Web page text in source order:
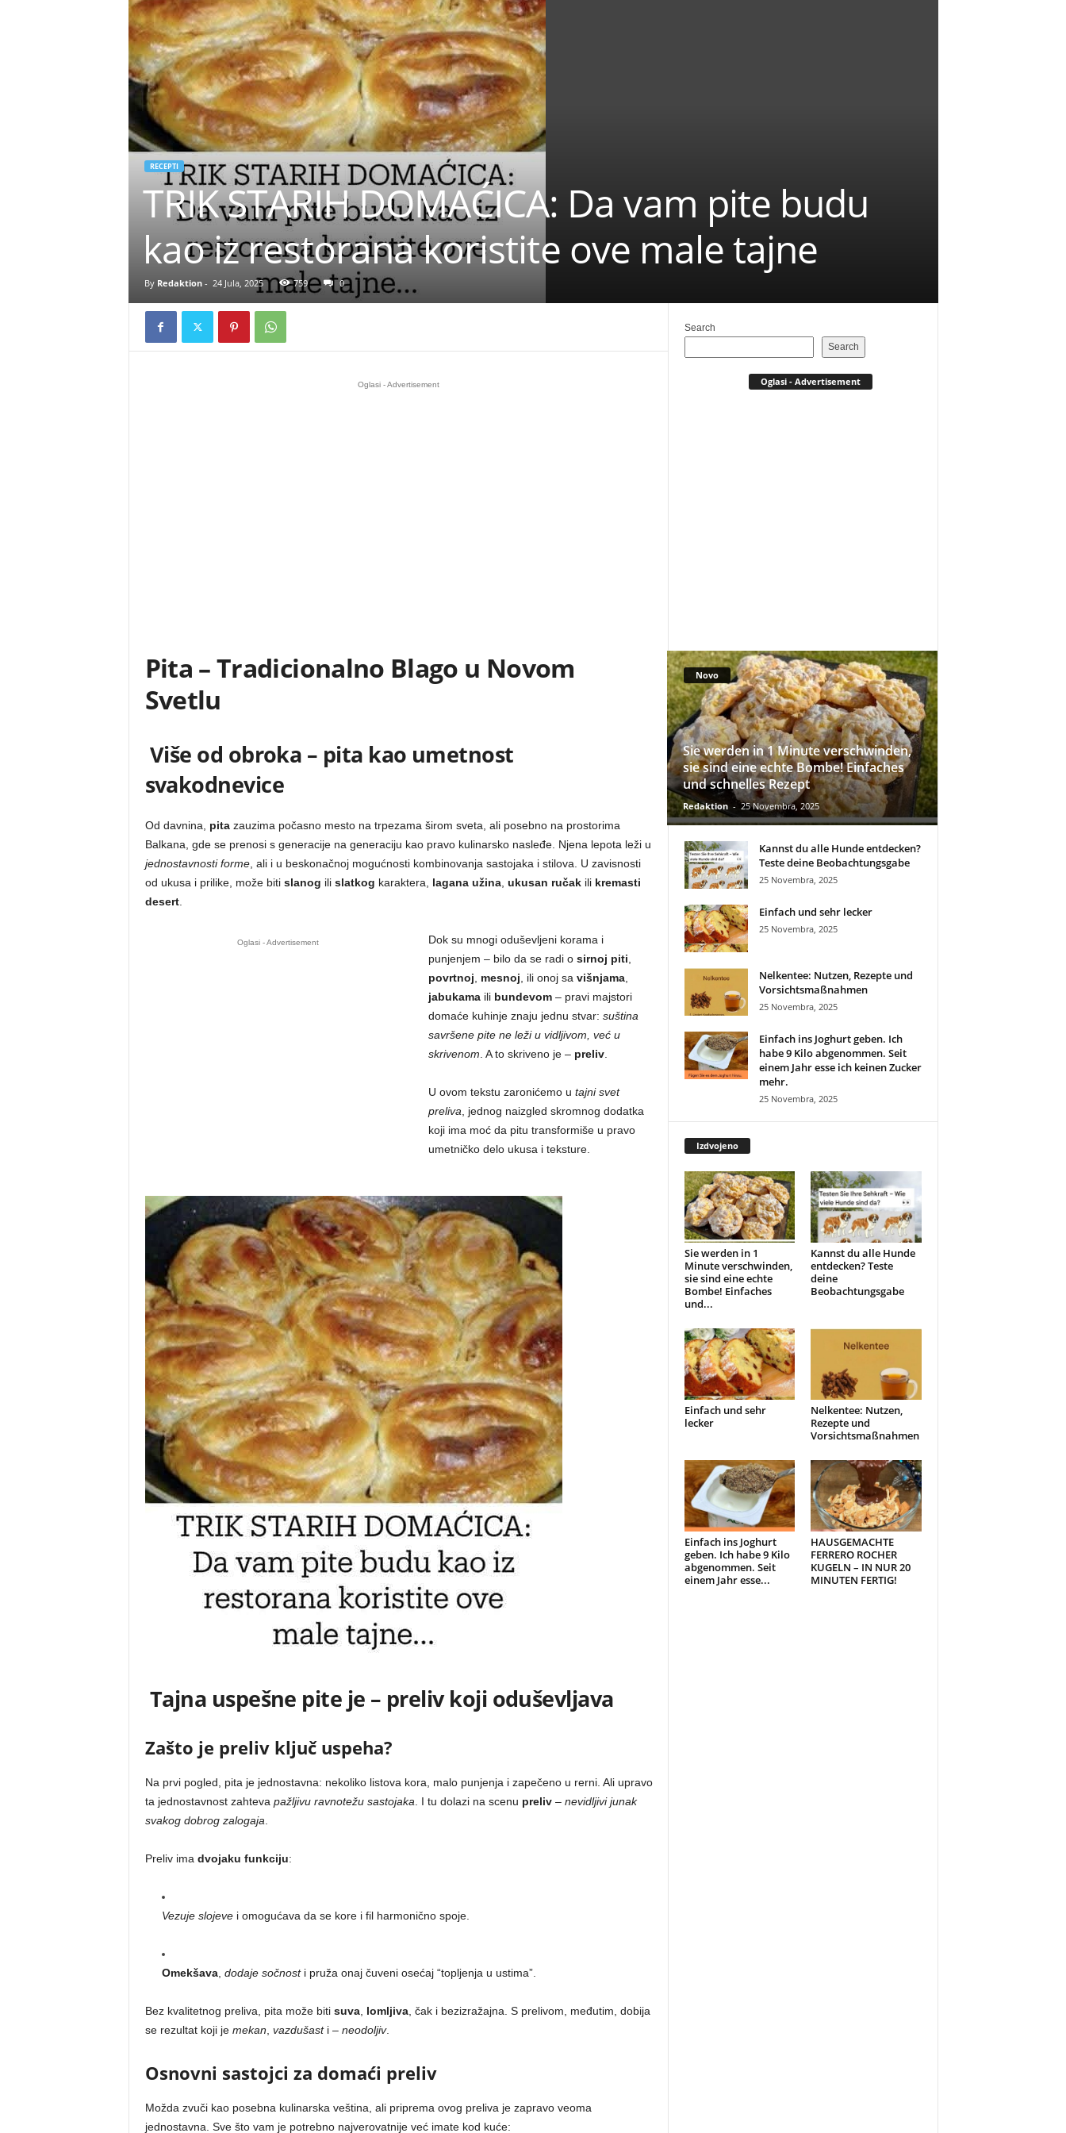
RECEPTI
TRIK STARIH DOMAĆICA: Da vam pite budu
kao iz restorana koristite ove male tajne
By Redaktion- 24 Jula, 2025 759 0
Oglasi - Advertisement
Pita – Tradicionalno Blago u Novom
Svetlu
Više od obroka – pita kao umetnost
svakodnevice
Od davnina, pitazauzima počasno mesto na trpezama širom sveta, ali posebno na prostorima
Balkana, gde se prenosi s generacije na generaciju kao pravo kulinarsko nasleđe. Njena lepota leži u
jednostavnosti forme, ali i u beskonačnoj mogućnosti kombinovanja sastojaka i stilova. U zavisnosti
od ukusa i prilike, može biti slanog ili slatkog karaktera, lagana užina, ukusan ručakili kremasti
desert.
Oglasi - Advertisement
Dok su mnogi oduševljeni korama i
punjenjem – bilo da se radi o sirnoj piti
povrtnoj
mesnoj , ili onoj sa višnjama,
jabukamaili bundevom– pravi majstori
domaće kuhinje znaju jednu stvar: suština
savršene pite ne leži u vidljivom, već u
skrivenom . A to skriveno je – preliv.
U ovom tekstu zaronićemo u tajni svet
preliva , jednog naizgled skromnog dodatka
koji ima moć da pitu transformiše u pravo
umetničko delo ukusa i teksture.
Tajna uspešne pite je – preliv koji oduševljava
Zašto je preliv ključ uspeha?
Na prvi pogled, pita je jednostavna: nekoliko listova kora, malo punjenja i zapečeno u rerni. Ali upravo
ta jednostavnost zahteva pažljivu ravnotežu sastojaka . I tu dolazi na scenu preliv– nevidljivi junak
svakog dobrog zalogaja
Preliv ima dvojaku funkciju:
Vezuje slojevei omogućava da se kore i fil harmonično spoje.
Omekšava, dodaje sočnosti pruža onaj čuveni osećaj “topljenja u ustima”.
Bez kvalitetnog preliva, pita može biti suva, lomljiva, čak i bezizražajna. S prelivom, međutim, dobija
se rezultat koji je mekan vazdušasti – neodoljiv.
Osnovni sastojci za domaći preliv
Možda zvuči kao posebna kulinarska veština, ali priprema ovog preliva je zapravo veoma
jednostavna. Sve što vam je potrebno najverovatnije već imate kod kuće:
Search
Search
Oglasi - Advertisement
Novo
Sie werden in 1 Minute verschwinden,
sie sind eine echte Bombe! Einfaches
und schnelles Rezept
Redaktion - 25 Novembra, 2025
Kannst du alle Hunde entdecken?
Teste deine Beobachtungsgabe
25 Novembra, 2025
Einfach und sehr lecker
25 Novembra, 2025
Nelkentee: Nutzen, Rezepte und
Vorsichtsmaßnahmen
25 Novembra, 2025
Einfach ins Joghurt geben. Ich
habe 9 Kilo abgenommen. Seit
einem Jahr esse ich keinen Zucker
mehr.
25 Novembra, 2025
Izdvojeno
Sie werden in 1
Minute verschwinden,
sie sind eine echte
Bombe! Einfaches
und...
Kannst du alle Hunde
entdecken? Teste
deine
Beobachtungsgabe
Einfach und sehr
lecker
Nelkentee: Nutzen,
Rezepte und
Vorsichtsmaßnahmen
Einfach ins Joghurt
geben. Ich habe 9 Kilo
abgenommen. Seit
einem Jahr esse...
HAUSGEMACHTE
FERRERO ROCHER
KUGELN – IN NUR 20
MINUTEN FERTIG!